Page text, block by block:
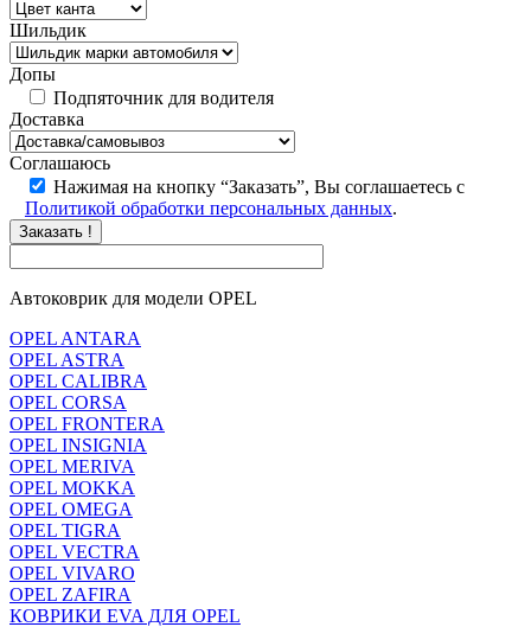
Шильдик
Допы
Подпяточник для водителя
Доставка
Соглашаюсь
Нажимая на кнопку “Заказать”, Вы соглашаетесь с
Политикой обработки персональных данных.
Заказать !
Автоковрик для модели OPEL
OPEL ANTARA
OPEL ASTRA
OPEL CALIBRA
OPEL CORSA
OPEL FRONTERA
OPEL INSIGNIA
OPEL MERIVA
OPEL MOKKA
OPEL OMEGA
OPEL TIGRA
OPEL VECTRA
OPEL VIVARO
OPEL ZAFIRA
КОВРИКИ EVA ДЛЯ OPEL